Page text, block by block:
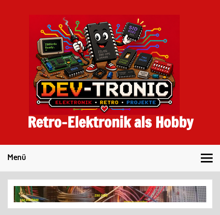
Retro-Elektronik als Hobby
Menü